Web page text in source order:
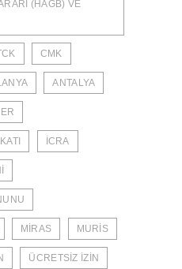
(HAGB) VE
CMK
ANTALYA
İCRA
MİRAS MURİS
ÜCRETSİZ İZİN